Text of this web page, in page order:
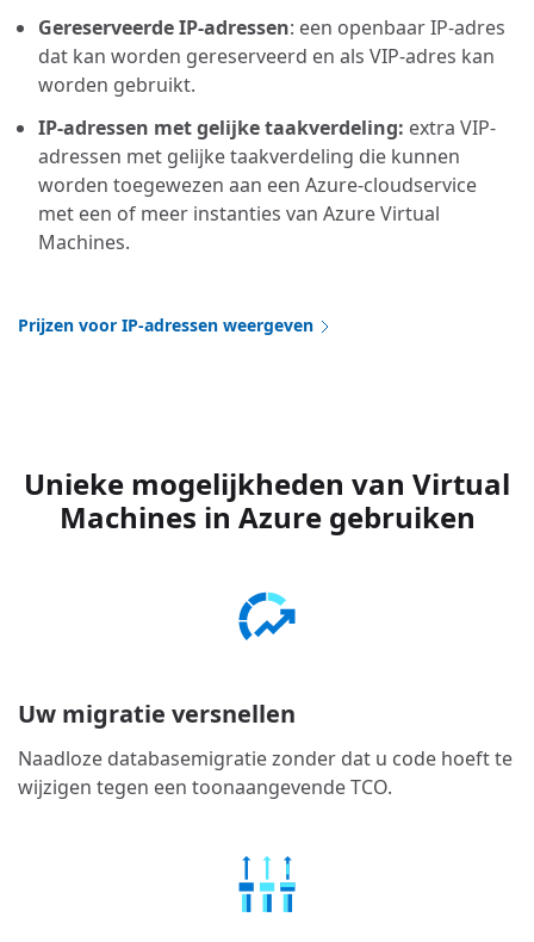
Gereserveerde IP-adressen: een openbaar IP-adres
dat kan worden gereserveerd en als VIP-adres kan
worden gebruikt.
IP-adressen met gelijke taakverdeling: extra VIP-
adressen met gelijke taakverdeling die kunnen
worden toegewezen aan een Azure-cloudservice
met een of meer instanties van Azure Virtual
Machines.
Prijzen voor IP-adressen weergeven
Unieke mogelijkheden van Virtual
Machines in Azure gebruiken
Uw migratie versnellen
Naadloze databasemigratie zonder dat u code hoeft te
wijzigen tegen een toonaangevende TCO.